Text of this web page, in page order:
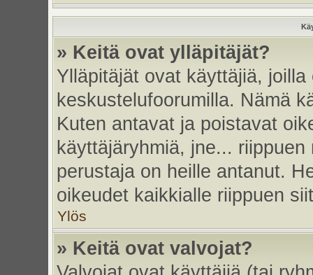
» Keitä ovat ylläpitäjät?
Ylläpitäjät ovat käyttäjiä,
keskustelufoorumilla. Nämä
Kuten antavat ja poistavat
käyttäjäryhmiä, jne...
perustaja on heille antanut.
oikeudet kaikkialle riippuen
Ylös
» Keitä ovat valvojat?